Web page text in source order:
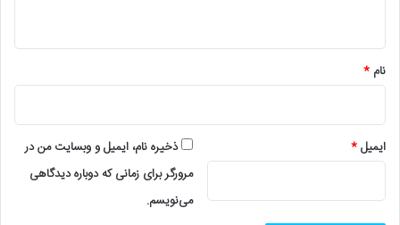
نام *
ایمیل*
ذخیره نام، ایمیل و وبسایت من در
مرورگر برای زمانی که دوباره دیدگاهی
می‌نویسم.